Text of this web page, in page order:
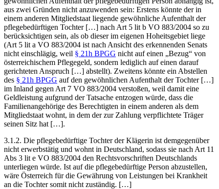
aus zwei Gründen nicht anzuwenden sein: Erstens könnte der in
einem anderen Mitgliedstaat liegende gewöhnliche Aufenthalt der
pflegebedürftigen Tochter […] nach Art 5 lit b VO 883/2004 so zu
berücksichtigen sein, als ob dieser im eigenen Hoheitsgebiet liege
(Art 5 lit a VO 883/2004 ist nach Ansicht des erkennenden Senats
nicht einschlägig, weil § 21h BPGG nicht auf einen „Bezug“ von
österreichischem Pflegegeld, sondern lediglich auf einen darauf
gerichteten Anspruch […] abstellt). Zweitens könnte ein Abstellen
des § 21h BPGG auf den gewöhnlichen Aufenthalt der Tochter […]
im Inland gegen Art 7 VO 883/2004 verstoßen, weil damit eine
Geldleistung aufgrund der Tatsache entzogen würde, dass die
Familienangehörige des Berechtigten in einem anderen als dem
Mitgliedstaat wohnt, in dem der zur Zahlung verpflichtete Träger
seinen Sitz hat […].
3.1.2. Die pflegebedürftige Tochter der Klägerin ist demgegenüber
nicht erwerbstätig und wohnt in Deutschland, sodass sie nach Art 11
Abs 3 lit e VO 883/2004 den Rechtsvorschriften Deutschlands
unterliegen würde. Ist auf die pflegebedürftige Person abzustellen,
wäre Österreich für die Gewährung von Leistungen bei Krankheit
an die Tochter somit nicht zuständig. […]